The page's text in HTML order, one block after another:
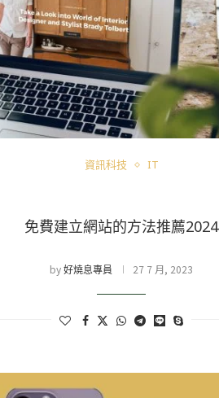
資訊科技 IT
免費建立網站的方法推薦2024
by好燒息專員 27 7 月, 2023